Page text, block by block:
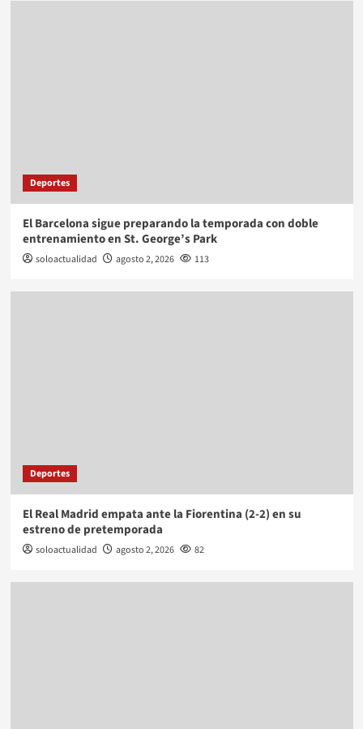
Deportes
El Barcelona sigue preparando la temporada con doble
entrenamiento en St. George’s Park
soloactualidad agosto 2, 2026 113
Deportes
El Real Madrid empata ante la Fiorentina (2-2) en su
estreno de pretemporada
soloactualidad agosto 2, 2026 82